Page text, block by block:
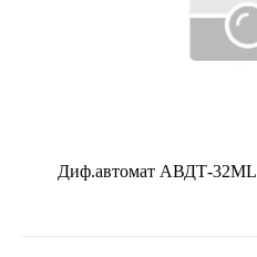
Диф.автомат АВДТ-